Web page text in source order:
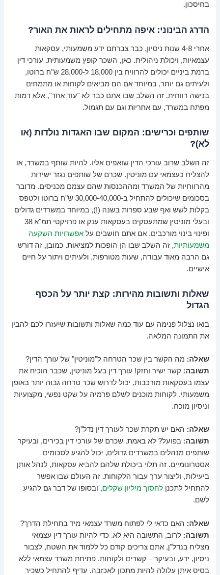
בחיסכון.
הדרג הבינוני: איפה מתחילים לראות את האור?
אחרי 4-8 שנות ניסיון, כבר צברתם ידע משמעותי, עסקאות
עצמאיות, ויכולת ניהולית. כאן, השכר קופץ משמעותית. עורכי דין
ברמת ביניים יכולים להרוויח בין 18,000 ל-28,000 ש"ח ברוטו,
ולעיתים גם יותר, במיוחד אם הם מביאים לקוחות או מתמחים
בנישה רווחית. זה השלב שבו אתם כבר לא "עוד אחד", אלא דמות
מפתח במשרד, עם אחריות וגם עם תגמול.
שותפים וכרישים: המקום שבו האגדות נולדות (או
לא)?
זה השלב שרוב עורכי הדין שואפים אליו. להיות שותף במשרד, או
להצליח כעצמאי עם מוניטין. שכרם של שותפים נגזר ישירות
מהרווחיות של המשרד ומההכנסות שהם עצמם מכניסים. מדובר
בסכומים שיכולים להתחיל ב-30,000-40,000 ש"ח ברוטו ולטפס
בקלות לשש ואף שבע ספרות בשנה (!), במיוחד במשרדים גדולים
ובעלי מוניטין שמתעסקים בעסקאות ענק או פרויקטי תמ"א 38
ופינוי בינוי מורכבים. אם אתם חושבים עלאפשרויות השקעה
משמעותיות, זה השלב שבו הן הופכות למציאות. כמובן, זה דורש
גם הרבה מאוד עבודה, שעות מטורפות, ולעיתים ויתור על חיים
אישיים.
שאלות ותשובות מהירות: קצת יותר על הכסף
הגדול
בואו נצלול פנימה עם עוד כמה שאלות ותשובות שיעזרו לכם להבין
את התמונה המלאה.
שאלה: מה הקשר בין שכר הטרחה ל"מוניטין" של עורך הדין?
תשובה: קשר ישיר וחזק! עורך דין בעל מוניטין, שכבר הוכיח את
עצמו בעסקאות מורכבות, יכול לדרוש שכר טרחה גבוה יותר באופן
משמעותי. לקוחות מוכנים לשלם פרמיה על שקט נפשי, מקצועיות
וניסיון מוכח.
שאלה: האם יש תקרת שכר לעורך דין נדל"ן?
תשובה: בפועל? לא באמת. שכרם של עורכי דין בכירים, ובעיקר
שותפים מנהלים במשרדים גדולים, יכול להגיע לסכומים
אסטרונומיים. זה תלוי ביכולת שלהם להביא עסקאות, לנהל אותן
ביעילות, וליצור ערך עבור הלקוחות. זה העולם שבו אפשר
להתחיל לתכנןלחסוך מיליון שקלים, ובסופו של דבר גם להגיע
לשם.
שאלה: האם כדאי לי לפתוח משרד עצמאי מיד בתחילת הדרך?
תשובה: לרוב, התשובה היא לא. כדי להיות עורך דין עצמאי
מצליח בנדל"ן, אתם צריכים קודם כל ללמוד את השטח, לצבור
ניסיון, ידע, ובעיקר – קשרים ולקוחות. פתיחת משרד עצמאי ללא
בסיס איתן עלולה להיות מתכון לאכזבה. עדיף להתחיל כשכיר